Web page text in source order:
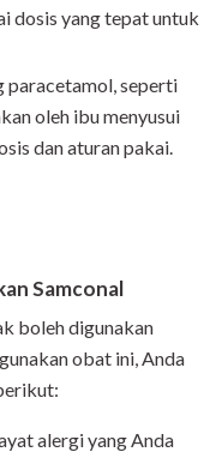
dosis yang tepat untuk
paracetamol, seperti
oleh ibu menyusui
dan aturan pakai.
Samconal
boleh digunakan
obat ini, Anda
alergi yang Anda